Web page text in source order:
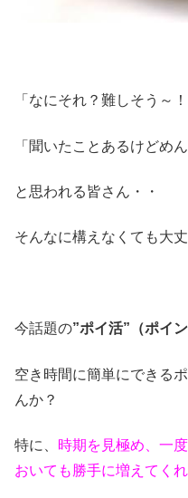
「なにそれ？難しそう～！
「聞いたことあるけどめ
と思われる皆さん・・
そんなに構えなくても大
今話題の”ポイ活”（ポイン
空き時間に簡単にできる
んか？
特に、 時期を見極め、一
おいても勝手に増えてく